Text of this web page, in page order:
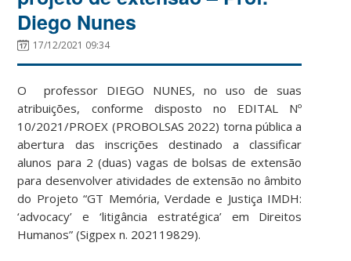
Diego Nunes
17/12/2021 09:34
O professor DIEGO NUNES, no uso de suas
atribuições, conforme disposto no EDITAL Nº
10/2021/PROEX (PROBOLSAS 2022) torna pública a
abertura das inscrições destinado a classificar
alunos para 2 (duas) vagas de bolsas de extensão
para desenvolver atividades de extensão no âmbito
do Projeto “GT Memória, Verdade e Justiça IMDH:
‘advocacy’ e ‘litigância estratégica’ em Direitos
Humanos” (Sigpex n. 202119829).